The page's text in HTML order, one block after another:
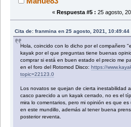
« Respuesta #5 : 25 agosto,
Cita de: franmina en 25 agosto, 2021, 10:49:44
Hola, coincido con lo dicho por el compañero
kayak por el que preguntas tiene buenas
comprar si está en buen estado el precio me
en el foro del Rotomod Disco:https://
topic=22123.0
Los novatos se quejan de cierta inestabilidad
casco parecido a un kayak cerrado, no es el
mira lo comentarios, pero mi opinión es que
en este mundillo, además al tener buena
posterior reventa.